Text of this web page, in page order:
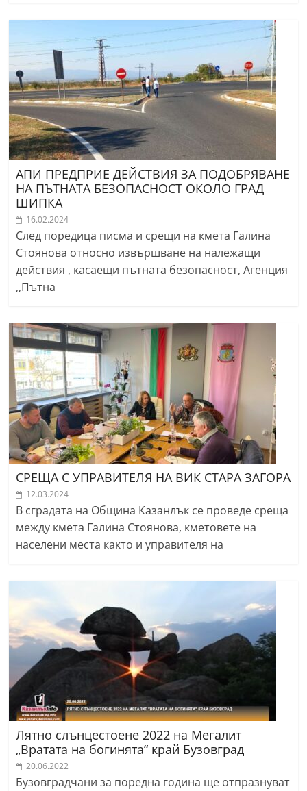
АПИ ПРЕДПРИЕ ДЕЙСТВИЯ ЗА ПОДОБРЯВАНЕ
НА ПЪТНАТА БЕЗОПАСНОСТ ОКОЛО ГРАД
ШИПКА
16.02.2024
След поредица писма и срещи на кмета Галина
Стоянова относно извършване на належащи
действия , касаещи пътната безопасност, Агенция
,,Пътна
СРЕЩА С УПРАВИТЕЛЯ НА ВИК СТАРА ЗАГОРА
12.03.2024
В сградата на Община Казанлък се проведе среща
между кмета Галина Стоянова, кметовете на
населени места както и управителя на
Лятно слънцестоене 2022 на Мегалит
„Вратата на богинята“ край Бузовград
20.06.2022
Бузовградчани за поредна година ще отпразнуват